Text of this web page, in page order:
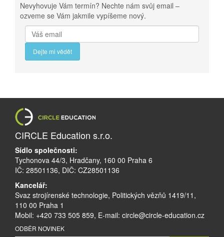
Nevyhovuje Vám termín? Nechte nám svůj email –
ozveme se Vám jakmile vypíšeme nový.
Dejte mi vědět
CIRCLE Education s.r.o.
Sídlo společnosti:
Tychonova 44/3, Hradčany, 160 00 Praha 6
IČ: 28501136, DIČ: CZ28501136
Kancelář:
Svaz strojírenské technologie, Politických vězňů 1419/11,
110 00 Praha 1
Mobil: +420 733 505 859, E-mail: circle@circle-education.cz
ODBĚR NOVINEK